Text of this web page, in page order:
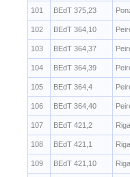
101 BEdT 375,23
102 BEdT 364,10
103 BEdT 364,37
104 BEdT 364,39
105 BEdT 364,4
106 BEdT 364,40
107 BEdT 421,2
108 BEdT 421,1
109 BEdT 421,10